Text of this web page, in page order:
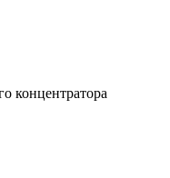
концентратора